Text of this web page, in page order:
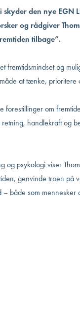
skyder den nye
og rådgiver
tilbage”.
fremtidsmindset og
at tænke, prioritere
forestillinger om
handlekraft og
og psykologi viser
genvinde troen på
– både som mennesker